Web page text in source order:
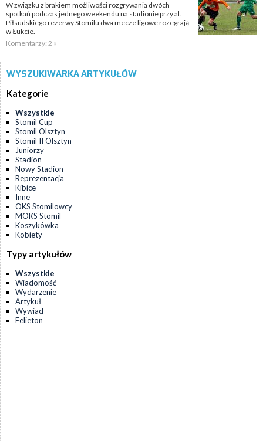
W związku z brakiem możliwości rozgrywania dwóch
spotkań podczas jednego weekendu na stadionie przy al.
Piłsudskiego rezerwy Stomilu dwa mecze ligowe rozegrają
w Łukcie.
Komentarzy: 2 »
WYSZUKIWARKA ARTYKUŁÓW
Kategorie
Wszystkie
Stomil Cup
Stomil Olsztyn
Stomil II Olsztyn
Juniorzy
Stadion
Nowy Stadion
Reprezentacja
Kibice
Inne
OKS Stomilowcy
MOKS Stomil
Koszykówka
Kobiety
Typy artykułów
Wszystkie
Wiadomość
Wydarzenie
Artykuł
Wywiad
Felieton